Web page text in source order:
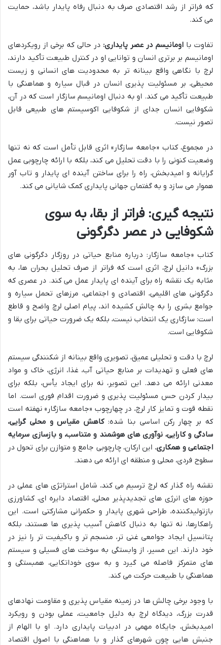
که فراتر از رشد اقتصادی صرف به دنبال رفاه پایدار باشد، حمایت
می کند.
تفاوت با اومانیسم در عصر پایداری: در حالی که برخی از رویکردهای
اومانیسم بر برتری انسان و توانایی او در کنترل طبیعت تأکید دارند،
لرچ با نگاهی واقع بینانه تر به محدودیت های انسانی و زیست
محیطی، بر مسئولیت پذیری انسان در قبال سیاره و هماهنگی با
طبیعت تأکید می کند. او به دنبال اومانیسم سازگار است که در آن،
شکوفایی انسان جدای از شکوفایی اکوسیستم های طبیعی قابل
تصور نیست.
در مجموع، کتاب «جامعه سازگار» اثری قابل تأمل است که نه تنها
وضعیت کنونی را با دقت تحلیل می کند، بلکه با ارائه چارچوبی عمل
گرایانه و امیدبخش، راه را برای ساختن آینده ای پایدار و تاب آور
هموار می سازد و به گفتمان جهانی پایداری کمک شایانی می کند.
نتیجه گیری: فراتر از بقا، به سوی
شکوفایی در عصر دگرگونی
کتاب «جامعه سازگار: درباره منابع حیاتی در روزگار دگرگونی های
بزرگ» دانیل لرچ، اثری است که فراتر از صرف تحلیل بحران ها، به
مثابه یک نقشه راه برای آینده ای پایدار عمل می کند. در عصری که
دگرگونی های اقلیمی، اقتصادی و اجتماعی، مرزهای تحمل سیاره و
جوامع بشری را به چالش کشیده اند، پیام اصلی لرچ واضح و قاطع
است: سازگاری یک انتخاب نیست، بلکه یک ضرورت حیاتی برای بقا و
شکوفایی است.
لرچ با دقت و تحلیلی عمیق، تصویری واقع بینانه از شکنندگی سیستم
های فعلی و تهدیدات بر منابع حیاتی آب، غذا، انرژی، خاک و مواد
معدنی ارائه می دهد. این تصویر، نه برای ایجاد یأس، بلکه برای
بیدار کردن حس مسئولیت پذیری و ضرورت اقدام فوری است. اما
نقطه قوت و تمایز کار لرچ، در چهارچوب «جامعه سازگار» نهفته است
که بر چهار رکن اساسی بنا شده:کاهش مقیاس و محلی گرایی،
سادگی و کارایی، نوآوری های هوشمند و متناسب، و بازسازی سرمایه
اجتماعی و همکاری. این ارکان، چارچوبی جامع و متوازن برای تحول در
سطوح فردی، محلی و منطقه ای ارائه می دهند.
نقشه راه گذار که لرچ ترسیم می کند، شامل استراتژی های عملی در
حوزه های انرژی های تجدیدپذیر محلی، اقتصاد دایره ای، کشاورزی
بازتولیدکننده، طراحی شهری پایدار و حکمرانی مشارکتی است. این
راهکارها، نه تنها به دنبال کاهش آسیب پذیری ها هستند، بلکه
پتانسیل ایجاد جوامعی غنی تر، منسجم تر و باکیفیت تر را نیز در
خود دارند. این مسیر، از وابستگی به سوخت های فسیلی و سیستم
های متمرکز فاصله می گیرد و به سوی خوداتکایی، همبستگی و
هماهنگی با طبیعت حرکت می کند.
با وجود برخی چالش ها در زمینه مقیاس پذیری و مقاومت نهادهای
قدرت بزرگ، دیدگاه لرچ به دلیل جامعیت، عملی بودن و رویکرد
امیدبخش، جایگاه مهمی در ادبیات پایداری دارد. او با الهام از
جنبش هایی چون شهرهای گذار و با هماهنگی با اصول اقتصاد